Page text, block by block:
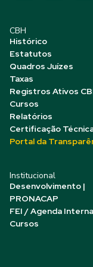
CBH
Histórico
Estatutos
Quadros Juízes
Taxas
Registros Ativos
Cursos
Relatórios
Certificação
Portal da
Institucional
Desenvolvimento |
PRONACAP
FEI / Agenda
Cursos